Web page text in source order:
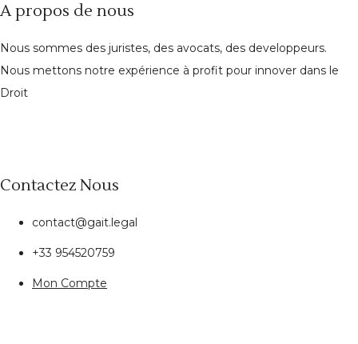
A propos de nous
Nous sommes des juristes, des avocats, des developpeurs.
Nous mettons notre expérience à profit pour innover dans le
Droit
Contactez Nous
contact@gait.legal
+33 954520759
Mon Compte